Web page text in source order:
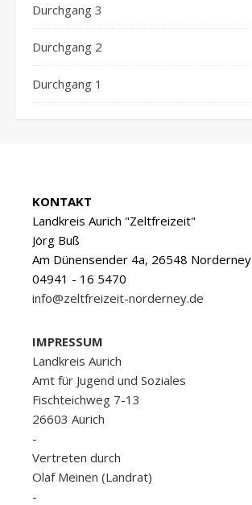
Durchgang 3
Durchgang 2
Durchgang 1
KONTAKT
Landkreis Aurich "Zeltfreizeit"
Jörg Buß
Am Dünensender 4a, 26548 Norderney
04941 - 16 5470
info@zeltfreizeit-norderney.de
IMPRESSUM
Landkreis Aurich
Amt für Jugend und Soziales
Fischteichweg 7-13
26603 Aurich
-
Vertreten durch
Olaf Meinen (Landrat)
-